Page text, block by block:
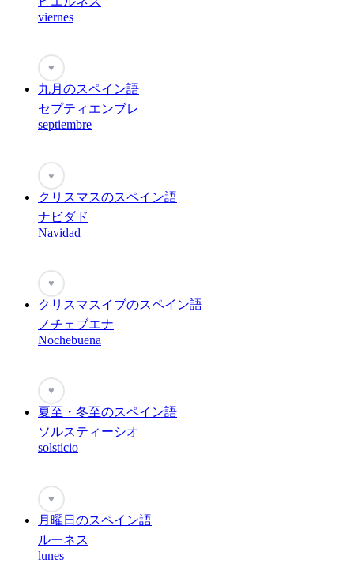
viernes
♥
九月のスペイン語
セプティエンブレ
septiembre
♥
クリスマスのスペイン語
ナビダド
Navidad
♥
クリスマスイブのスペイン語
ノチェブエナ
Nochebuena
♥
夏至・冬至のスペイン語
ソルスティーシオ
solsticio
♥
月曜日のスペイン語
ルーネス
lunes